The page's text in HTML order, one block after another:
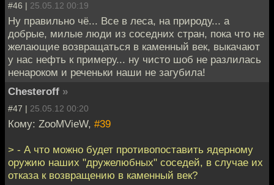
#46 | 25.05.12 00:19
Ну правильно чё... Все в леса, на природу... а
добрые, милые люди из соседних стран, пока что не
желающие возвращаться в каменный век, выкачают
у нас нефть к примеру... ну чисто шоб не разлилась
ненароком и реченьки наши не загубила!
Chesteroff »
#47 | 25.05.12 00:20
Кому: ZooMVieW, #39
> - А что можно будет противопоставить ядерному
оружию наших "дружелюбных" соседей, в случае их
отказа к возвращению в каменный век?